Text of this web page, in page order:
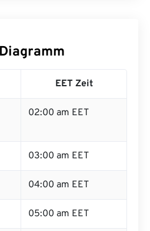
EET Zeit
02:00 am EET
03:00 am EET
04:00 am EET
05:00 am EET